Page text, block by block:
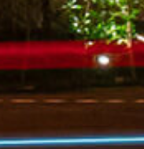
INFO@SOBHYKABER.SA
+966 9200 13266
مطعم صبحي كابر